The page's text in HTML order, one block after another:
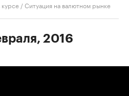
курсе /Ситуация на валютном рынке
2016